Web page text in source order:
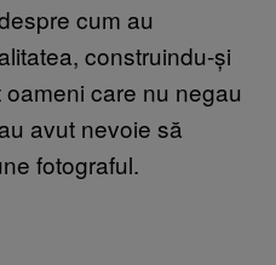
cum au
construindu-și
care nu negau
avut nevoie să
fotograful.